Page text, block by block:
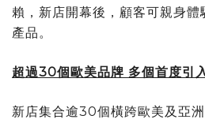
賴，新店開幕後，顧客可親身
產品。
超過30個歐美品牌 多個首度引
新店集合逾30個橫跨歐美及亞